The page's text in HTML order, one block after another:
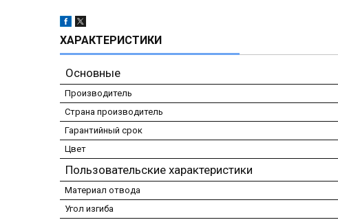
ХАРАКТЕРИСТИКИ
Основные
Производитель
Страна производитель
Гарантийный срок
Цвет
Пользовательские характеристики
Материал отвода
Угол изгиба